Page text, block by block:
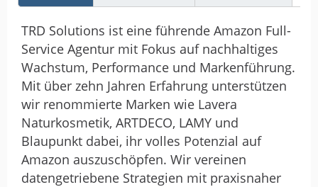
TRD Solutions ist eine führende Amazon Full-
Service Agentur mit Fokus auf nachhaltiges
Wachstum, Performance und Markenführung.
Mit über zehn Jahren Erfahrung unterstützen
wir renommierte Marken wie Lavera
Naturkosmetik, ARTDECO, LAMY und
Blaupunkt dabei, ihr volles Potenzial auf
Amazon auszuschöpfen. Wir vereinen
datengetriebene Strategien mit praxisnaher